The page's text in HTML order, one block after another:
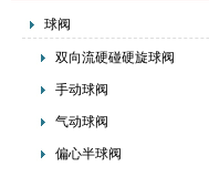
球阀
双向流硬碰硬旋球阀
手动球阀
气动球阀
偏心半球阀